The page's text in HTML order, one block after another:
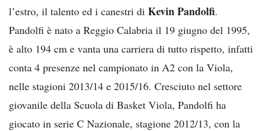
l’estro, il talento ed i canestri di Kevin Pandolfi.
Pandolfi è nato a Reggio Calabria il 19 giugno del 1995,
è alto 194 cm e vanta una carriera di tutto rispetto, infatti
conta 4 presenze nel campionato in A2 con la Viola,
nelle stagioni 2013/14 e 2015/16. Cresciuto nel settore
giovanile della Scuola di Basket Viola, Pandolfi ha
giocato in serie C Nazionale, stagione 2012/13, con la